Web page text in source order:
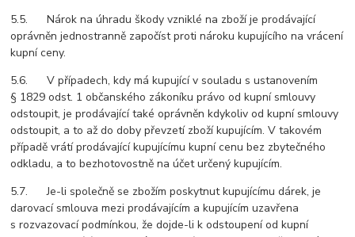
5.5. Nárok na úhradu škody vzniklé na zboží je prodávající
oprávněn jednostranně započíst proti nároku kupujícího na vrácení
kupní ceny.
5.6. V případech, kdy má kupující v souladu s ustanovením
§ 1829 odst. 1 občanského zákoníku právo od kupní smlouvy
odstoupit, je prodávající také oprávněn kdykoliv od kupní smlouvy
odstoupit, a to až do doby převzetí zboží kupujícím. V takovém
případě vrátí prodávající kupujícímu kupní cenu bez zbytečného
odkladu, a to bezhotovostně na účet určený kupujícím.
5.7. Je-li společně se zbožím poskytnut kupujícímu dárek, je
darovací smlouva mezi prodávajícím a kupujícím uzavřena
s rozvazovací podmínkou, že dojde-li k odstoupení od kupní